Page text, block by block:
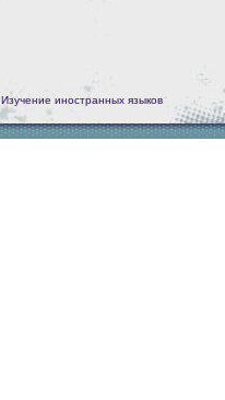
Изучение иностранных языков